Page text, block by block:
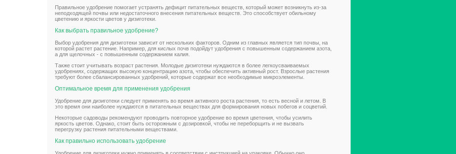
Правильное удобрение помогает устранять дефицит питательных веществ, который может возникнуть из-за
неподходящей почвы или недостаточного внесения питательных веществ. Это способствует обильному
цветению и яркости цветов у дизиготеки.
Как выбрать правильное удобрение?
Выбор удобрения для дизиготеки зависит от нескольких факторов. Одним из главных является тип почвы, на
которой растет растение. Например, для кислых почв подойдут удобрения с повышенным содержанием азота,
а для щелочных - с повышенным содержанием калия.
Также стоит учитывать возраст растения. Молодые дизиготеки нуждаются в более легкоусваиваемых
удобрениях, содержащих высокую концентрацию азота, чтобы обеспечить активный рост. Взрослые растения
требуют более сбалансированных удобрений, которые содержат все необходимые микроэлементы.
Оптимальное время для применения удобрения
Удобрение для дизиготеки следует применять во время активного роста растения, то есть весной и летом. В
это время они наиболее нуждаются в питательных веществах для формирования новых побегов и соцветий.
Некоторые садоводы рекомендуют проводить повторное удобрение во время цветения, чтобы усилить
яркость цветов. Однако, стоит быть осторожным с дозировкой, чтобы не переборщить и не вызвать
перегрузку растения питательными веществами.
Как правильно использовать удобрение